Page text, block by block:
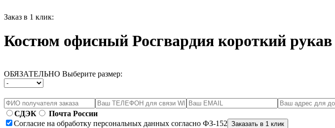
Заказ в 1 клик:
Костюм офисный Росгвардия короткий
ОБЯЗАТЕЛЬНО Выберите размер:
СДЭК
Почта России
Согласие на обработку персональных данных согласно ФЗ-152